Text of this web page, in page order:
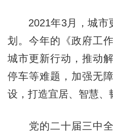
2021年3月，城市
划。今年的《政府工
城市更新行动，推动
停车等难题，加强无
设，打造宜居、智慧、
党的二十届三中全